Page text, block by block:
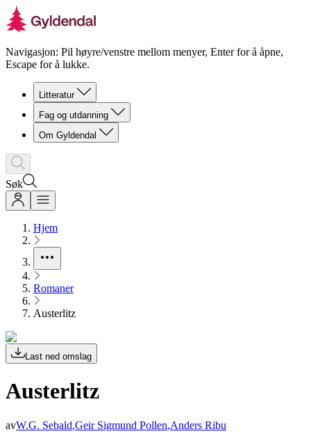
Navigasjon: Pil høyre/venstre mellom menyer, Enter for å åpne,
Escape for å lukke.
Litteratur
Fag og utdanning
Om Gyldendal
Søk
Hjem
Romaner
Austerlitz
Last ned omslag
Austerlitz
avW.G. Sebald,Geir Sigmund Pollen,Anders Ribu